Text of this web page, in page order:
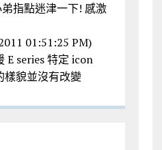
指點迷津一下! 感激
01:51:25 PM)
E series 特定 icon
樣貌並沒有改變